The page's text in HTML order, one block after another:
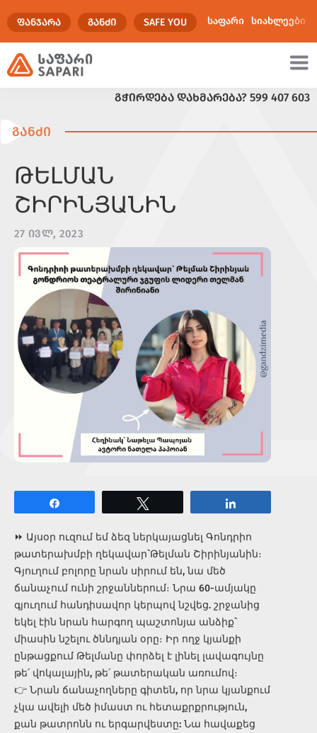
ᲤᲐᲜᲯᲐᲠᲐ ᲒᲐᲜᲫᲘ SAFE YOU საფარი სიახლეები
ᲒᲭᲘᲠᲓᲔᲑᲐ ᲓᲐᲮᲛᲐᲠᲔᲑᲐ? 599 407 603
ᲒᲐᲜᲫᲘ
ԹԵԼՄԱՆ
ՇԻՐԻՆՅԱՆԻՆ
27 ᲘᲕᲚ, 2023
⏩ Այսօր ուզում եմ ձեզ ներկայացնել Գոնդրիո
թատերախմբի ղեկավար` Թելման Շիրինյանին։
Գյուղում բոլորը նրան սիրում են, նա մեծ
ճանաչում ունի շրջաններում։ Նրա 60-ամյակը
գյուղում հանդիսավոր կերպով նշվեց. շրջանից
եկել էին նրան հարգող պաշտոնյա անձիք`
միասին նշելու ծննդյան օրը։ Իր ողջ կյանքի
ընթացքում Թելմանը փորձել է լինել լավագույնը
թե՛ վոկալային, թե՛ թատերական առումով։
👉 Նրան ճանաչողները գիտեն, որ նրա կյանքում
չկա ավելի մեծ իմաստ ու հետաքրքրություն,
քան թատրոնն ու երգարվեստը: Նա հավաքեց